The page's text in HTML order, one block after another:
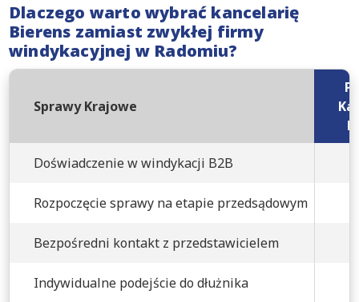
Dlaczego warto wybrać kancelarię
Bierens zamiast zwykłej firmy
windykacyjnej w Radomiu?
Sprawy Krajowe
Doświadczenie w windykacji B2B
Rozpoczęcie sprawy na etapie przedsądowym
Bezpośredni kontakt z przedstawicielem
Indywidualne podejście do dłużnika